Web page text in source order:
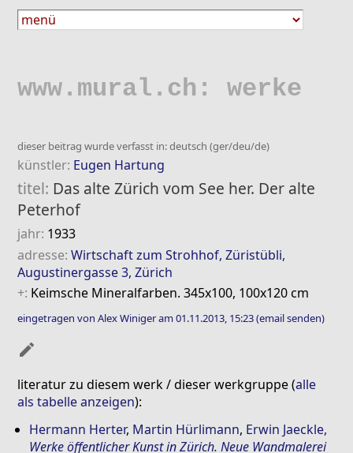
www.mural.ch: werke
dieser beitrag wurde verfasst in: deutsch (ger/deu/de)
künstler: Eugen Hartung
titel: Das alte Zürich vom See her. Der alte
Peterhof
jahr: 1933
adresse:Wirtschaft zum Strohhof, Züristübli,
Augustinergasse 3, Zürich
+: Keimsche Mineralfarben. 345x100, 100x120 cm
eingetragen von Alex Winiger am 01.11.2013, 15:23(email senden)
mode_edit
literatur zu diesem werk / dieser werkgruppe (alle
als tabelle anzeigen):
Hermann Herter, Martin Hürlimann, Erwin Jaeckle,
Werke öffentlicher Kunst in Zürich. Neue Wandmalerei